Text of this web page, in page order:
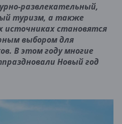
развлекательный,
туризм, а также
источниках становятся
выбором для
В этом году многие
Новый год